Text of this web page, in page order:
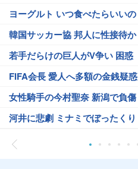
ヨーグルト いつ食べたらいいの
韓国サッカー協 邦人に性接待か
若手だらけの巨人がV争い 困惑
FIFA会長 愛人へ多額の金銭疑惑
女性騎手の今村聖奈 新潟で負傷
河井に悲劇 ミナミでぼったくり